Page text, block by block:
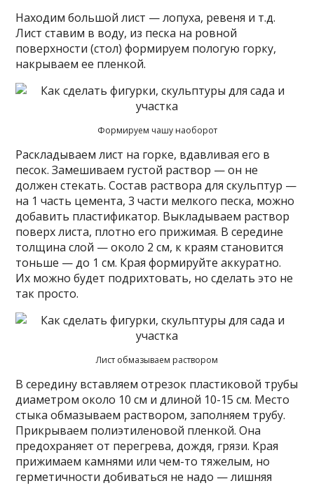
Находим большой лист — лопуха, ревеня и т.д.
Лист ставим в воду, из песка на ровной
поверхности (стол) формируем пологую горку,
накрываем ее пленкой.
Формируем чашу наоборот
Раскладываем лист на горке, вдавливая его в
песок. Замешиваем густой раствор — он не
должен стекать. Состав раствора для скульптур —
на 1 часть цемента, 3 части мелкого песка, можно
добавить пластификатор. Выкладываем раствор
поверх листа, плотно его прижимая. В середине
толщина слой — около 2 см, к краям становится
тоньше — до 1 см. Края формируйте аккуратно.
Их можно будет подрихтовать, но сделать это не
так просто.
Лист обмазываем раствором
В середину вставляем отрезок пластиковой трубы
диаметром около 10 см и длиной 10-15 см. Место
стыка обмазываем раствором, заполняем трубу.
Прикрываем полиэтиленовой пленкой. Она
предохраняет от перегрева, дождя, грязи. Края
прижимаем камнями или чем-то тяжелым, но
герметичности добиваться не надо — лишняя